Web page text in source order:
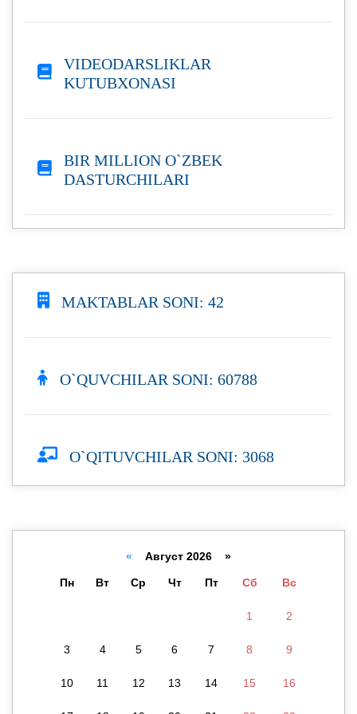
VIDEODARSLIKLAR
KUTUBXONASI
BIR MILLION O`ZBEK
DASTURCHILARI
MAKTABLAR SONI: 42
O`QUVCHILAR SONI: 60788
O`QITUVCHILAR SONI: 3068
« Август 2026 »
Пн Вт Ср Чт Пт Сб Вс
1 2
3 4 5 6 7 8 9
10 11 12 13 14 15 16